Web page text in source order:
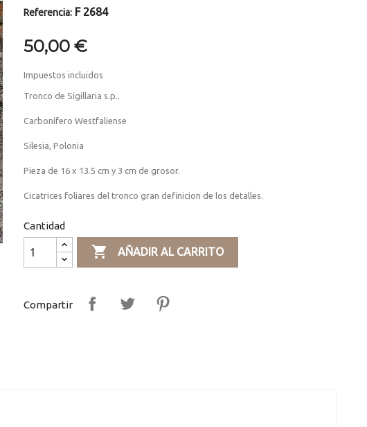
Referencia: F 2684
50,00 €
Impuestos incluidos
Tronco de Sigillaria s.p..
Carbonífero Westfaliense
Silesia, Polonia
Pieza de 16 x 13.5 cm y 3 cm de grosor.
Cicatrices foliares del tronco gran definicion de los detalles.
Cantidad
 AÑADIR AL CARRITO
Compartir